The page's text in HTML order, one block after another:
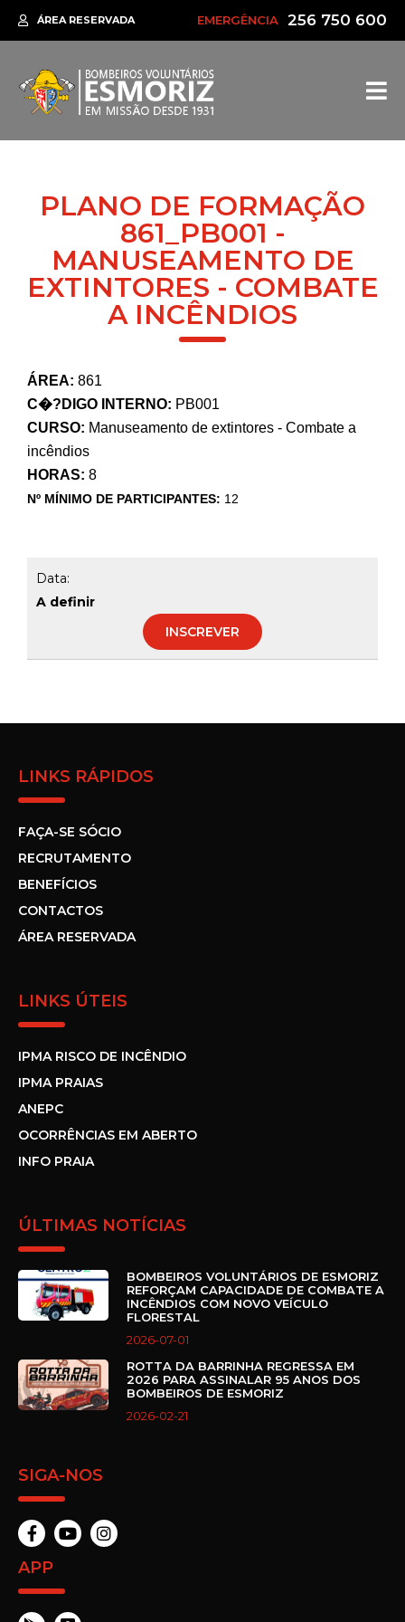
ÁREA RESERVADA EMERGÊNCIA 256 750 600
PLANO DE FORMAÇÃO
861_PB001 -
MANUSEAMENTO DE
EXTINTORES - COMBATE
A INCÊNDIOS
ÁREA: 861
C�?DIGO INTERNO: PB001
CURSO: Manuseamento de extintores - Combate a
incêndios
HORAS: 8
Nº MÍNIMO DE PARTICIPANTES: 12
Data:
A definir
INSCREVER
LINKS RÁPIDOS
FAÇA-SE SÓCIO
RECRUTAMENTO
BENEFÍCIOS
CONTACTOS
ÁREA RESERVADA
LINKS ÚTEIS
IPMA RISCO DE INCÊNDIO
IPMA PRAIAS
ANEPC
OCORRÊNCIAS EM ABERTO
INFO PRAIA
ÚLTIMAS NOTÍCIAS
BOMBEIROS VOLUNTÁRIOS DE ESMORIZ
REFORÇAM CAPACIDADE DE COMBATE A
INCÊNDIOS COM NOVO VEÍCULO
FLORESTAL
2026-07-01
ROTTA DA BARRINHA REGRESSA EM
2026 PARA ASSINALAR 95 ANOS DOS
BOMBEIROS DE ESMORIZ
2026-02-21
SIGA-NOS
APP